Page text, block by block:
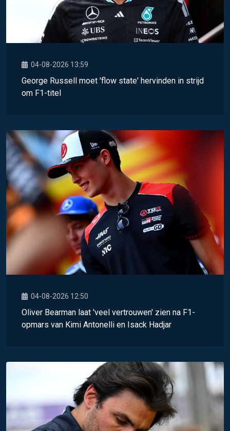
04-08-2026 13:59
George Russell moet 'flow state' hervinden in strijd
om F1-titel
04-08-2026 12:50
Oliver Bearman laat 'veel vertrouwen' zien na F1-
opmars van Kimi Antonelli en Isack Hadjar